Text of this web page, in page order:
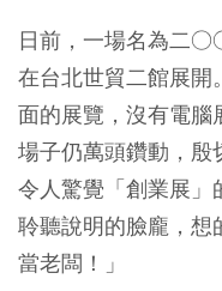
日前，一場名為二
在台北世貿二館展開
面的展覽，沒有電腦
場子仍萬頭鑽動，殷
令人驚覺「創業展」
聆聽說明的臉龐，想
當老闆！」